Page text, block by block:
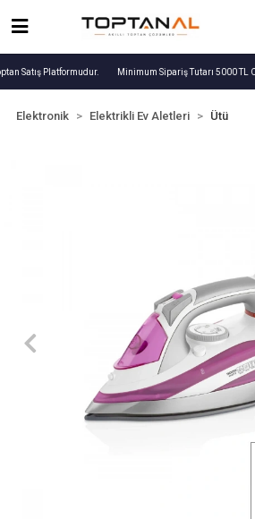
Satış Platformudur. Minimum Sipariş Tutarı 5000 TL
Elektronik Elektrikli Ev Aletleri Ütü